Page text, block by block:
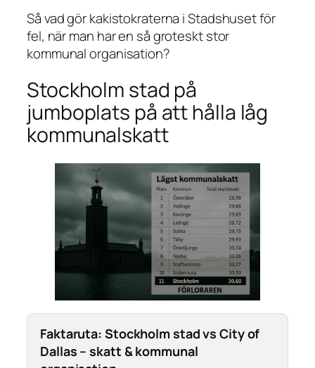
Så vad gör kakistokraterna i Stadshuset för
fel, när man har en så groteskt stor
kommunal organisation?
Stockholm stad på
jumboplats på att hålla låg
kommunalskatt
Faktaruta: Stockholm stad vs City of
Dallas – skatt & kommunal